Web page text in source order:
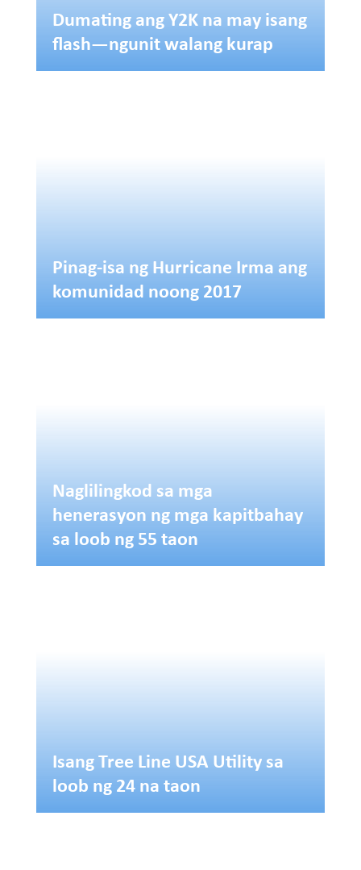
Dumating ang Y2K na may isang
flash—ngunit walang kurap
Pinag-isa ng Hurricane Irma ang
komunidad noong 2017
Naglilingkod sa mga
henerasyon ng mga kapitbahay
sa loob ng 55 taon
Isang Tree Line USA Utility sa
loob ng 24 na taon